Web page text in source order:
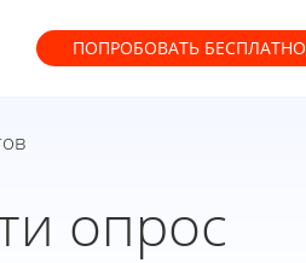
ПОПРОБОВАТЬ БЕСПЛАТНО
опрос